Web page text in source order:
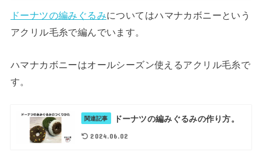
ドーナツの編みぐるみについてはハマナカボニーという
アクリル毛糸で編んでいます。
ハマナカボニーはオールシーズン使えるアクリル毛糸で
す。
関連記事 ドーナツの編みぐるみの作り方。
2024.06.02